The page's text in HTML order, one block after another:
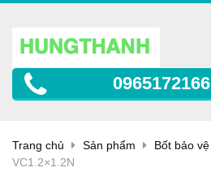
0965172166
Trang chủ Sản phẩm Bốt bảo vệ
VC1.2×1.2N